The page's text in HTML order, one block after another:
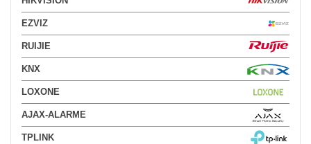
EZVIZ
RUIJIE
KNX
LOXONE
AJAX-ALARME
TPLINK